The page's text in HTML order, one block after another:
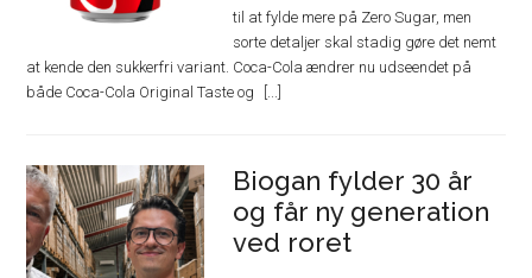
til at fylde mere på Zero Sugar, men
sorte detaljer skal stadig gøre det nemt
at kende den sukkerfri variant. Coca-Cola ændrer nu udseendet på
både Coca-Cola Original Taste og
Biogan fylder 30 år
og får ny generation
ved roret